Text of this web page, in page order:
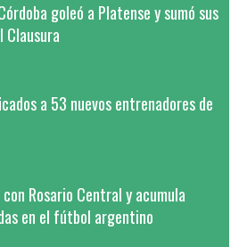
goleó a Platense y sumó sus
Clausura
a 53 nuevos entrenadores de
con Rosario Central y acumula
en el fútbol argentino